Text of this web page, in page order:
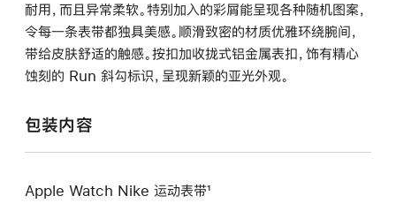
耐用，而且异常柔软。特别加入的彩屑能呈现各种随机图案，
令每一条表带都独具美感。顺滑致密的材质优雅环绕腕间，
带给皮肤舒适的触感。按扣加收拢式铝金属表扣，饰有精心
蚀刻的 Run 斜勾标识，呈现新颖的亚光外观。
包装内容
Apple Watch Nike 运动表带¹